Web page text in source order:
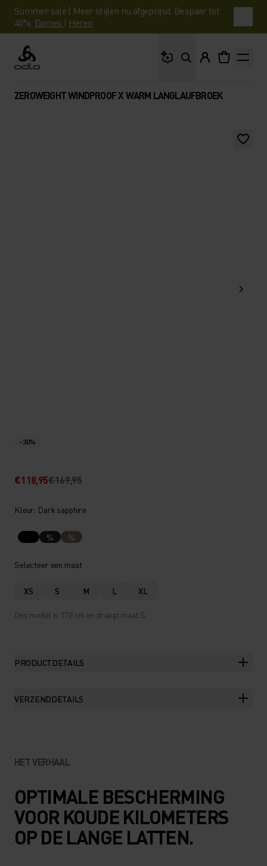
Summer sale | Meer stijlen nu afgeprijsd. Bespaar tot
40%. Dames | Heren
Odlo
ZEROWEIGHT WINDPROOF X WARM LANGLAUFBROEK
-30%
€118,95€169,95
Kleur: Dark sapphire
% %
Selecteer een maat
XS S M L XL
Ons model is 178 cm en draagt maat S.
PRODUCTDETAILS
VERZENDDETAILS
HET VERHAAL
OPTIMALE BESCHERMING
VOOR KOUDE KILOMETERS
OP DE LANGE LATTEN.